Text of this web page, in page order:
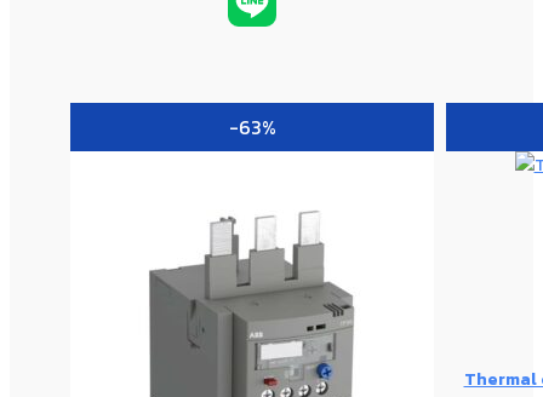
-63%
Thermal